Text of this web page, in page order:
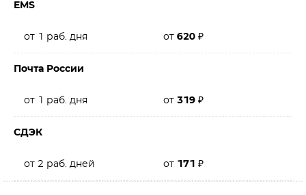
EMS
от 1 раб. дня от 620 ₽
Почта России
от 1 раб. дня от 319 ₽
СДЭК
от 2 раб. дней от 171 ₽